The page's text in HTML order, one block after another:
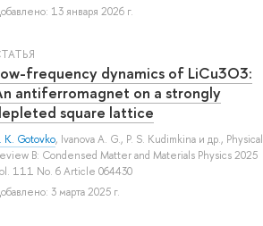
13 января 2026 г.
frequency dynamics of LiCu3⁢O3:
antiferromagnet on a strongly
square lattice
K. Gotovko, Ivanova A. G., P. S. Kudimkinaи др., Physical
B: Condensed Matter and Materials Physics 2025
111 No. 6 Article 064430
3 марта 2025 г.